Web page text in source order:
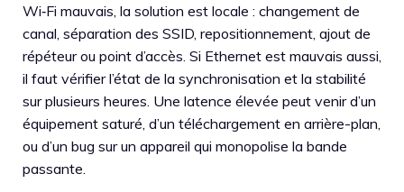
Wi‑Fi mauvais, la solution est locale : changement de
canal, séparation des SSID, repositionnement, ajout de
répéteur ou point d’accès. Si Ethernet est mauvais aussi,
il faut vérifier l’état de la synchronisation et la stabilité
sur plusieurs heures. Une latence élevée peut venir d’un
équipement saturé, d’un téléchargement en arrière-plan,
ou d’un bug sur un appareil qui monopolise la bande
passante.